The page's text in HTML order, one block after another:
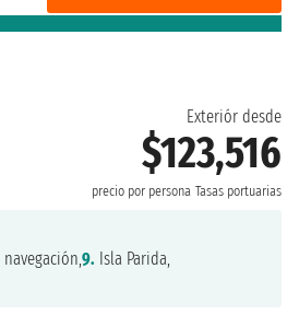
Exteriór desde
$123,516
precio por persona Tasas portuarias
navegación,9. Isla Parida,